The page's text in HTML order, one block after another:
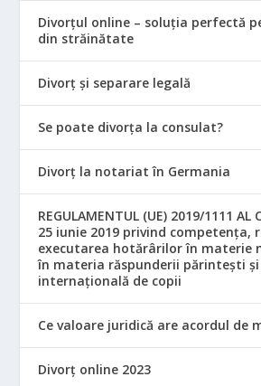
Divorțul online – soluția perfectă
din străinătate
Divorț și separare legală
Se poate divorța la consulat?
Divorț la notariat în Germania
REGULAMENTUL (UE) 2019/1111 AL
25 iunie 2019 privind competența,
executarea hotărârilor în materie
în materia răspunderii părintești
internațională de copii
Ce valoare juridică are acordul de
Divorț online 2023